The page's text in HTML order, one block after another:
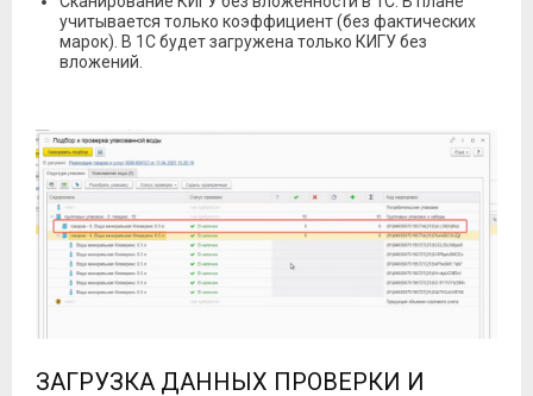
учитывается только коэффициент (без фактических
марок). В 1С будет загружена только КИГУ без
вложений.
ЗАГРУЗКА ДАННЫХ ПРОВЕРКИ И